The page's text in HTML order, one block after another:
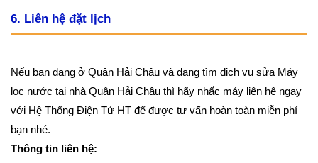
6. Liên hệ đặt lịch
Nếu bạn đang ở Quận Hải Châu và đang tìm dịch vụ sửa Máy
lọc nước tại nhà Quận Hải Châu thì hãy nhấc máy liên hệ ngay
với Hệ Thống Điện Tử HT để được tư vấn hoàn toàn miễn phí
bạn nhé.
Thông tin liên hệ: